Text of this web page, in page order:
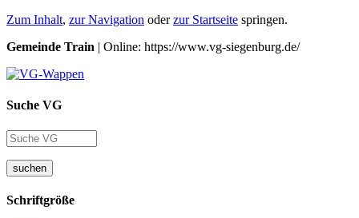
Zum Inhalt, zur Navigation oderzur Startseite springen.
Gemeinde Train | Online: https://www.vg-siegenburg.de/
Suche VG
suchen
Schriftgröße